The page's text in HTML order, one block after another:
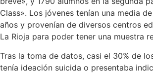
Class». Los jóvenes tenían una media
años y provenían de diversos centros
La Rioja para poder tener una muestra
Tras la toma de datos, casi el 30% de
tenía ideación suicida o presentaba